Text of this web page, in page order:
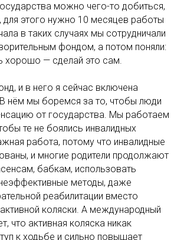
можно чего-то добиться,
для этого нужно 10 месяцев работы
в таких случаях мы сотрудничали
фондом, а потом поняли:
хорошо — сделай это сам.
и в него я сейчас включена
нём мы боремся за то, чтобы люди
от государства. Мы работаем
те не боялись инвалидных
работа, потому что инвалидные
и многие родители продолжают
бабкам, использовать
методы, даже
реабилитации вместо
коляски. А международный
что активная коляска никак
к ходьбе и сильно повышает